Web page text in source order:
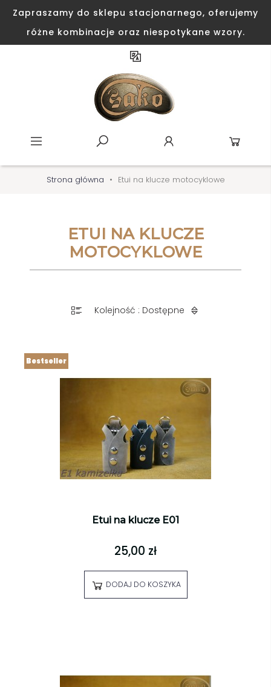
Zapraszamy do sklepu stacjonarnego, oferujemy
różne kombinacje oraz niespotykane wzory.
Strona główna Etui na klucze motocyklowe
ETUI NA KLUCZE
MOTOCYKLOWE
Kolejność : Dostępne
Etui na klucze E01
25,00 zł
DODAJ DO KOSZYKA
Bestseller